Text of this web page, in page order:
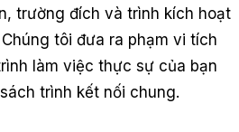
trường đích và trình kích hoạt
tôi đưa ra phạm vi tích
làm việc thực sự của bạn
trình kết nối chung.